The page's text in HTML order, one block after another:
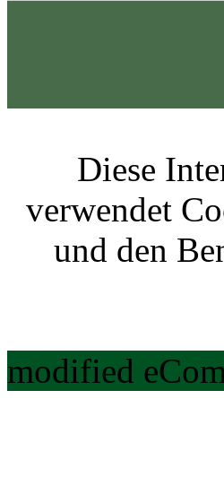
Diese
verwendet
und den
modified